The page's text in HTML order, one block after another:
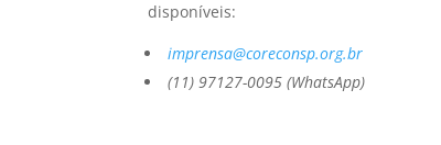
disponíveis:
imprensa@coreconsp.org.br
(11) 97127-0095 (WhatsApp)